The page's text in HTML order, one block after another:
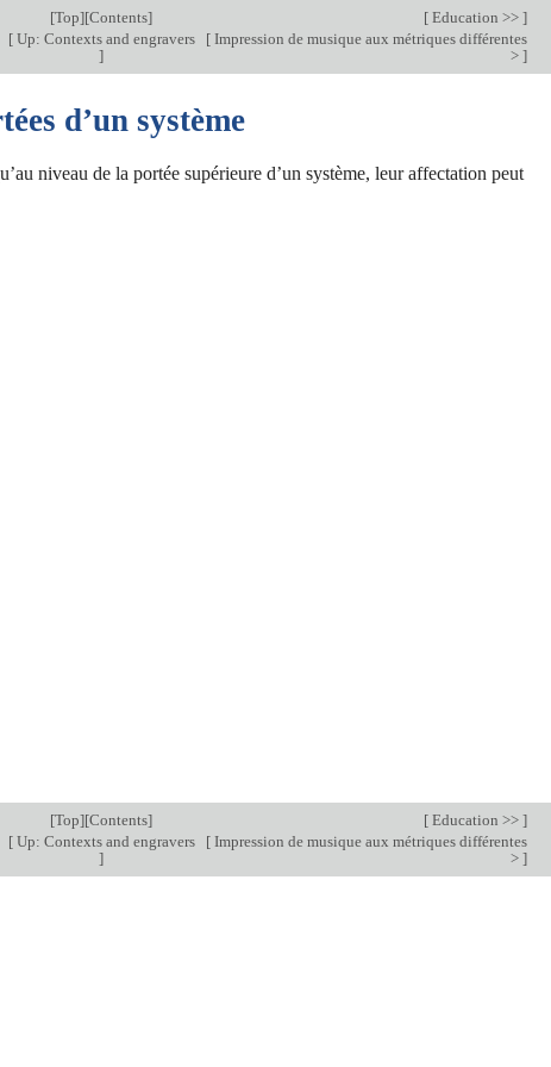
[Top][Contents] [ Education >> ]
[Up: Contexts and engravers
]
[ Impression de musique aux métriques différentes
> ]
d’un système
niveau de la portée supérieure d’un système, leur affectation peut
[Top][Contents] [ Education >> ]
[Up: Contexts and engravers
]
[ Impression de musique aux métriques différentes
> ]